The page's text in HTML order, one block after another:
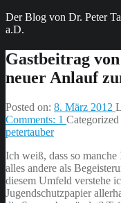
Der Blog von Dr. Peter
a.D.
Gastbeitrag
neuer Anlauf
Posted on: 8. März 2012
Comments: 1
petertauber
Ich weiß, dass so
alles andere als
diesem Umfeld verstehe
Jugendschutzpapier